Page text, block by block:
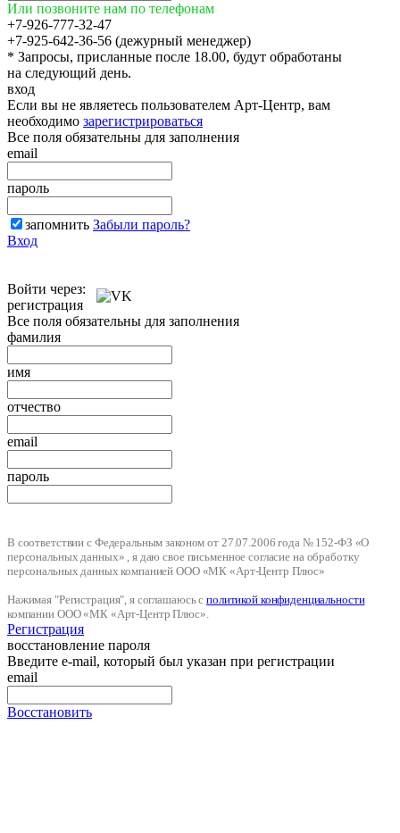
Или позвоните нам по телефонам
+7-926-777-32-47
+7-925-642-36-56 (дежурный менеджер)
* Запросы, присланные после 18.00, будут обработаны
на следующий день.
вход
Если вы не являетесь пользователем Арт-Центр, вам
необходимо зарегистрироваться
Все поля обязательны для заполнения
email
пароль
запомнить Забыли пароль?
Вход
Войти через:
регистрация
Все поля обязательны для заполнения
фамилия
имя
отчество
email
пароль
В соответствии с Федеральным законом от 27.07.2006 года № 152-ФЗ «О
персональных данных» , я даю свое письменное согласие на обработку
персональных данных компанией ООО «МК «Арт-Центр Плюс»
Нажимая "Регистрация", я соглашаюсь сполитикой конфиденциальности
компании ООО «МК «Арт-Центр Плюс».
Регистрация
восстановление пароля
Введите e-mail, который был указан при регистрации
email
Восстановить